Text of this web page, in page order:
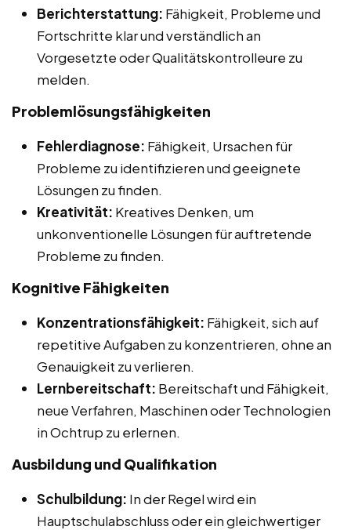
Berichterstattung: Fähigkeit, Probleme und
Fortschritte klar und verständlich an
Vorgesetzte oder Qualitätskontrolleure zu
melden.
Problemlösungsfähigkeiten
Fehlerdiagnose: Fähigkeit, Ursachen für
Probleme zu identifizieren und geeignete
Lösungen zu finden.
Kreativität: Kreatives Denken, um
unkonventionelle Lösungen für auftretende
Probleme zu finden.
Kognitive Fähigkeiten
Konzentrationsfähigkeit: Fähigkeit, sich auf
repetitive Aufgaben zu konzentrieren, ohne an
Genauigkeit zu verlieren.
Lernbereitschaft: Bereitschaft und Fähigkeit,
neue Verfahren, Maschinen oder Technologien
in Ochtrup zu erlernen.
Ausbildung und Qualifikation
Schulbildung: In der Regel wird ein
Hauptschulabschluss oder ein gleichwertiger